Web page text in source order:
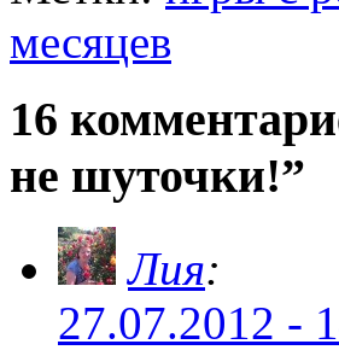
месяцев
16
не шуточки!”
Лия:
27.07.2012 -